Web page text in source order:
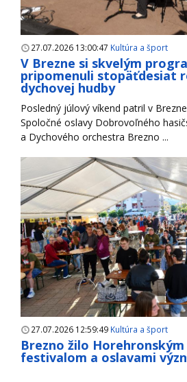
27.07.2026 13:00:47 Kultúra a šport
V Brezne si skvelým
pripomenuli stopäťdesiat
dychovej hudby
Posledný júlový víkend patril v
Spoločné oslavy Dobrovoľného
a Dychového orchestra Brezno ...
27.07.2026 12:59:49 Kultúra a šport
Brezno žilo
festivalom a oslavami